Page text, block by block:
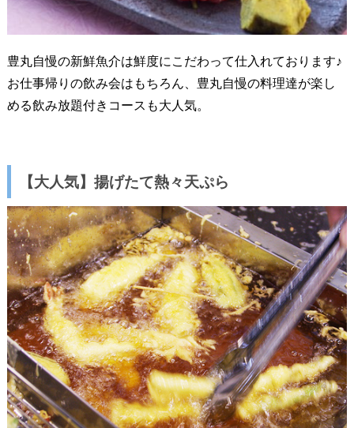
豊丸自慢の新鮮魚介は鮮度にこだわって仕入れております♪
お仕事帰りの飲み会はもちろん、豊丸自慢の料理達が楽し
める飲み放題付きコースも大人気。
【大人気】揚げたて熱々天ぷら